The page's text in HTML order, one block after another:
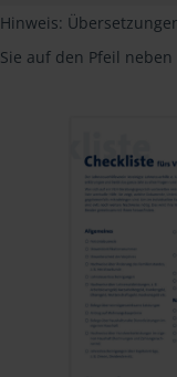
Hinweis:
Sie auf den Pfeil